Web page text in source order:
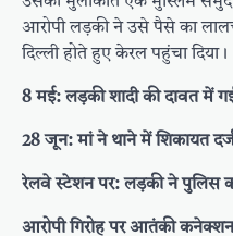
आरोपी लड़की ने उसे पैसे का
दिल्ली होते हुए केरल पहुंचा दिया।
8 मई: लड़की शादी की दावत में
28 जून: मां ने थाने में शिकायत
रेलवे स्टेशन पर: लड़की ने पुलिस
आरोपी गिरोह पर आतंकी